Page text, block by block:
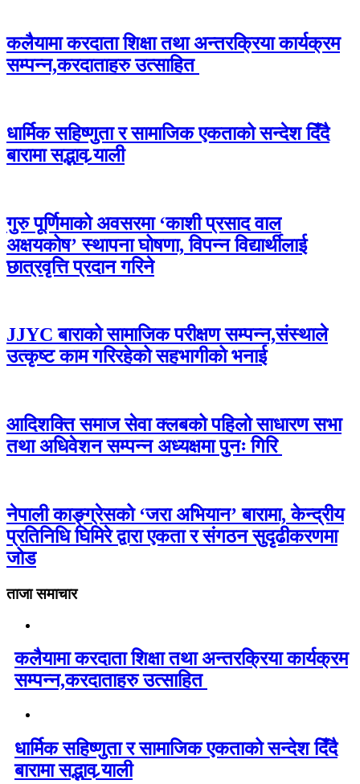
कलैयामा करदाता शिक्षा तथा अन्तरक्रिया कार्यक्रम
सम्पन्न,करदाताहरु उत्साहित
धार्मिक सहिष्णुता र सामाजिक एकताको सन्देश दिँदै
बारामा सद्भाव र्‍याली
गुरु पूर्णिमाको अवसरमा ‘काशी प्रसाद वाल
अक्षयकोष’ स्थापना घोषणा, विपन्न विद्यार्थीलाई
छात्रवृत्ति प्रदान गरिने
JJYC बाराको सामाजिक परीक्षण सम्पन्न,संस्थाले
उत्कृष्ट काम गरिरहेको सहभागीको भनाई
आदिशक्ति समाज सेवा क्लबको पहिलो साधारण सभा
तथा अधिवेशन सम्पन्न अध्यक्षमा पुनः गिरि
नेपाली काङ्ग्रेसको ‘जरा अभियान’ बारामा, केन्द्रीय
प्रतिनिधि घिमिरे द्वारा एकता र संगठन सुदृढीकरणमा
जोड
ताजा समाचार
कलैयामा करदाता शिक्षा तथा अन्तरक्रिया कार्यक्रम
सम्पन्न,करदाताहरु उत्साहित
धार्मिक सहिष्णुता र सामाजिक एकताको सन्देश दिँदै
बारामा सद्भाव र्‍याली